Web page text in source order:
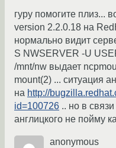
гуру помогите плиз...
version 2.2.0.18 на
нормально видит
S NWSERVER -U
/mnt/nw выдает
mount(2) ... ситуация
на http://
id=100726 .. но в
англицкого не пойму
anonymous